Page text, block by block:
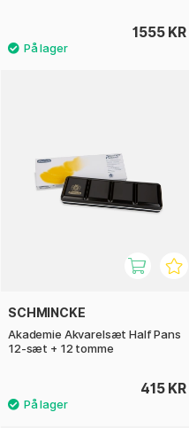
1555 KR
SCHMINCKE
Akademie Akvarelsæt Half Pans
12-sæt + 12 tomme
415 KR